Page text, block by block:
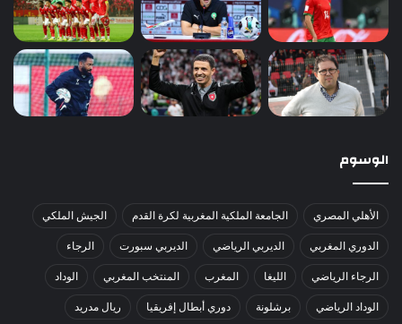
الوسوم
الأهلي المصري الجامعة الملكية المغربية لكرة القدم الجيش الملكي
الدوري المغربي الديربي الرياضي الديربي سبورت الرجاء
الرجاء الرياضي الليغا المغرب المنتخب المغربي الوداد
الوداد الرياضي برشلونة دوري أبطال إفريقيا ريال مدريد